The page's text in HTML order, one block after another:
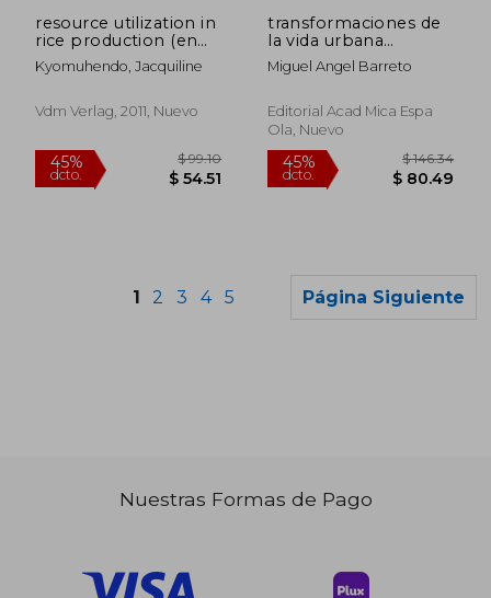
resource utilization in
rice production (en
Inglés)
Kyomuhendo, Jacquiline
Vdm Verlag, 2011, Nuevo
transformaciones de
la vida urbana
argentina a finales del
siglo xx
Miguel Angel Barreto
Editorial Acad Mica Espa
Ola, Nuevo
1 2 3 4 5 Página Siguiente
Nuestras Formas de Pago